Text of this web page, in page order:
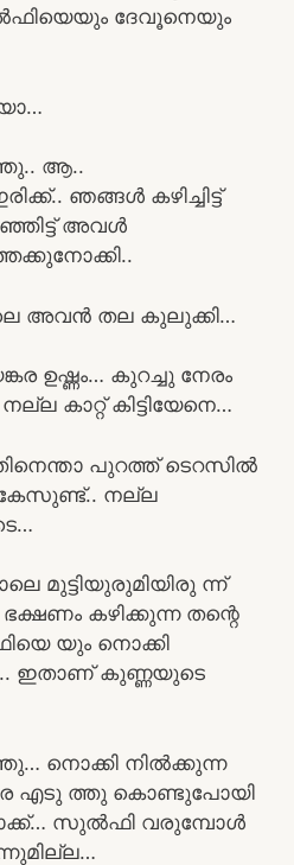
ദേവൂനെയും
ആ..
ഞങ്ങൾ കഴിച്ചിട്ട്
അവൾ
അവൻ തല കുലുക്കി…
ഉഷ്ണം… കുറച്ചു നേരം
കാറ്റ് കിട്ടിയേനെ…
പുറത്ത് ടെറസിൽ
നല്ല
മുട്ടിയുരുമിയിരു ന്ന്‌
കഴിക്കുന്ന തന്റെ
യും നൊക്കി
ഇതാണ് കുണ്ണയുടെ
നൊക്കി നിൽക്കുന്ന
എടു ത്തു കൊണ്ടുപോയി
സുൽഫി വരുമ്പോൾ